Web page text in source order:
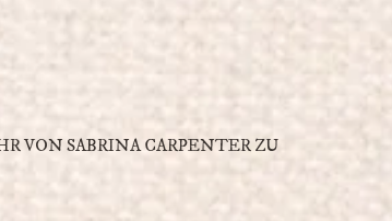
VON SABRINA CARPENTER ZU